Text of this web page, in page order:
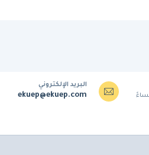
البريد الإلكتروني
ekuep@ekuep.com